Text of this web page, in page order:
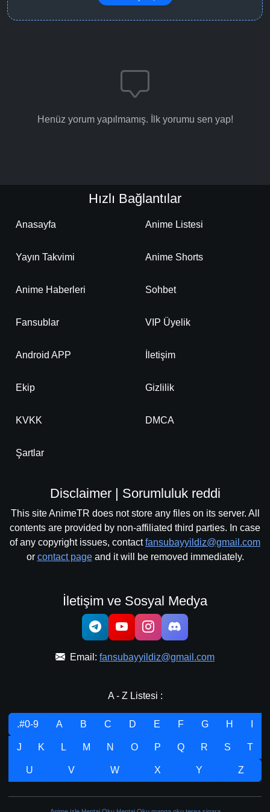
Henüz yorum yapılmamış. İlk yorumu sen yap!
Hızlı Bağlantılar
Anasayfa Anime Listesi
Yayın Takvimi Anime Shorts
Anime Haberleri Sohbet
Fansublar VIP Üyelik
Android APP İletişim
Ekip Gizlilik
KVKK DMCA
Şartlar
Disclaimer | Sorumluluk reddi
This site AnimeTR does not store any files on its server. All
contents are provided by non-affiliated third parties. In case
of any copyright issues, contactfansubayyildiz@gmail.com
or contact pageand it will be removed immediately.
İletişim ve Sosyal Medya
Email: fansubayyildiz@gmail.com
A - Z Listesi :
.#0-9 A B C D E F G H
J K L M N O P Q R S T
U V W X Y Z